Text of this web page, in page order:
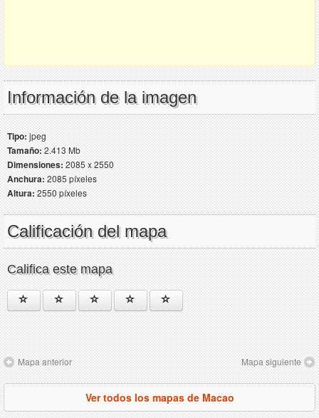
Información de la imagen
Tipo:jpeg
Tamaño:2.413 Mb
Dimensiones:2085 x 2550
Anchura:2085 píxeles
Altura:2550 píxeles
Calificación del mapa
Califica este mapa
Mapa anterior Mapa siguiente
Ver todos los mapas de Macao